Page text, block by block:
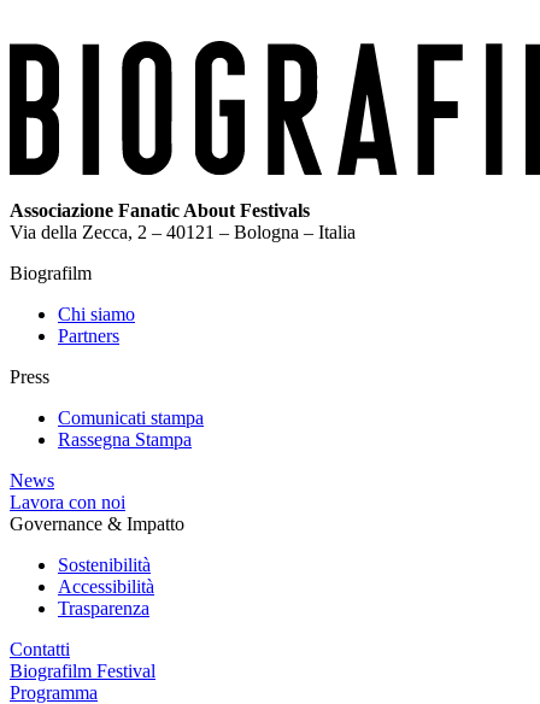
Associazione Fanatic About Festivals
Via della Zecca, 2 – 40121 – Bologna – Italia
Biografilm
Chi siamo
Partners
Press
Comunicati stampa
Rassegna Stampa
News
Lavora con noi
Governance & Impatto
Sostenibilità
Accessibilità
Trasparenza
Contatti
Biografilm Festival
Programma